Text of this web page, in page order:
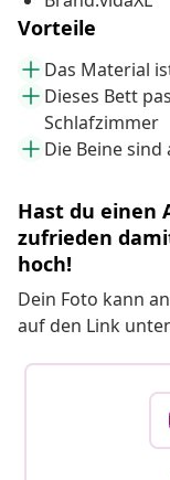
Vorteile
Das Material
Dieses Bett
Schlafzimmer
Die Beine
Hast du einen
zufrieden
hoch!
Dein Foto kann
auf den Link